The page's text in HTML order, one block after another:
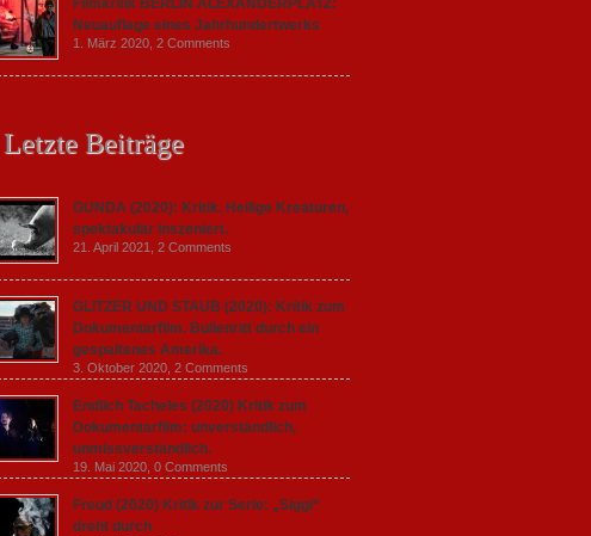
Filmkritik BERLIN ALEXANDERPLATZ:
Neuauflage eines Jahrhundertwerks
1. März 2020, 2 Comments
Letzte Beiträge
GUNDA (2020): Kritik. Heilige Kreaturen,
spektakulär inszeniert.
21. April 2021, 2 Comments
GLITZER UND STAUB (2020): Kritik zum
Dokumentarfilm. Bullenritt durch ein
gespaltenes Amerika.
3. Oktober 2020, 2 Comments
Endlich Tacheles (2020) Kritik zum
Dokumentarfilm: unverständlich,
unmissverständlich.
19. Mai 2020, 0 Comments
Freud (2020) Kritik zur Serie: „Siggi“
dreht durch